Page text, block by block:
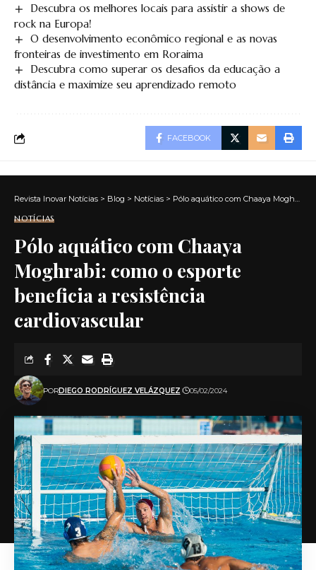
Descubra os melhores locais para assistir a shows de
rock na Europa!
O desenvolvimento econômico regional e as novas
fronteiras de investimento em Roraima
Descubra como superar os desafios da educação a
distância e maximize seu aprendizado remoto
FACEBOOK
Revista Inovar Notícias > Blog > Notícias > Pólo aquático com Chaaya Moghrabi: como o esporte beneficia a resistência cardiovascular
NOTÍCIAS
Pólo aquático com Chaaya
Moghrabi: como o esporte
beneficia a resistência
cardiovascular
PORDIEGO RODRÍGUEZ VELÁZQUEZ 05/02/2024